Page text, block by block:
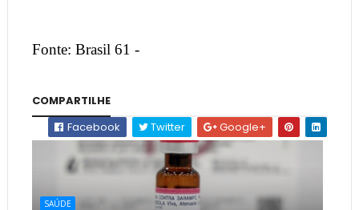
Fonte: Brasil 61 -
COMPARTILHE
Facebook
Twitter Google+
SAÚDE